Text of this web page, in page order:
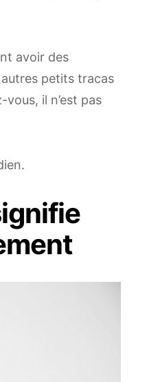
avoir des
petits tracas
il n’est pas